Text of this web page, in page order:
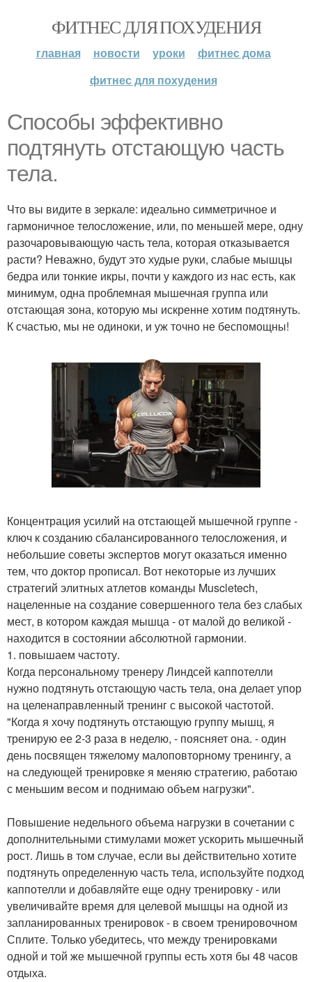
ФИТНЕС ДЛЯ ПОХУДЕНИЯ
главная новости уроки
фитнес дома
фитнес для похудения
Cпособы эффективно
подтянуть отстающую часть
тела.
Что вы видите в зеркале: идеально симметричное и
гармоничное телосложение, или, по меньшей мере, одну
разочаровывающую часть тела, которая отказывается
расти? Неважно, будут это худые руки, слабые мышцы
бедра или тонкие икры, почти у каждого из нас есть, как
минимум, одна проблемная мышечная группа или
отстающая зона, которую мы искренне хотим подтянуть.
К счастью, мы не одиноки, и уж точно не беспомощны!
Концентрация усилий на отстающей мышечной группе -
ключ к созданию сбалансированного телосложения, и
небольшие советы экспертов могут оказаться именно
тем, что доктор прописал. Вот некоторые из лучших
стратегий элитных атлетов команды Muscletech,
нацеленные на создание совершенного тела без слабых
мест, в котором каждая мышца - от малой до великой -
находится в состоянии абсолютной гармонии.
1. повышаем частоту.
Когда персональному тренеру Линдсей каппотелли
нужно подтянуть отстающую часть тела, она делает упор
на целенаправленный тренинг с высокой частотой.
"Когда я хочу подтянуть отстающую группу мышц, я
тренирую ее 2-3 раза в неделю, - поясняет она. - один
день посвящен тяжелому малоповторному тренингу, а
на следующей тренировке я меняю стратегию, работаю
с меньшим весом и поднимаю объем нагрузки".
Повышение недельного объема нагрузки в сочетании с
дополнительными стимулами может ускорить мышечный
рост. Лишь в том случае, если вы действительно хотите
подтянуть определенную часть тела, используйте подход
каппотелли и добавляйте еще одну тренировку - или
увеличивайте время для целевой мышцы на одной из
запланированных тренировок - в своем тренировочном
Сплите. Только убедитесь, что между тренировками
одной и той же мышечной группы есть хотя бы 48 часов
отдыха.